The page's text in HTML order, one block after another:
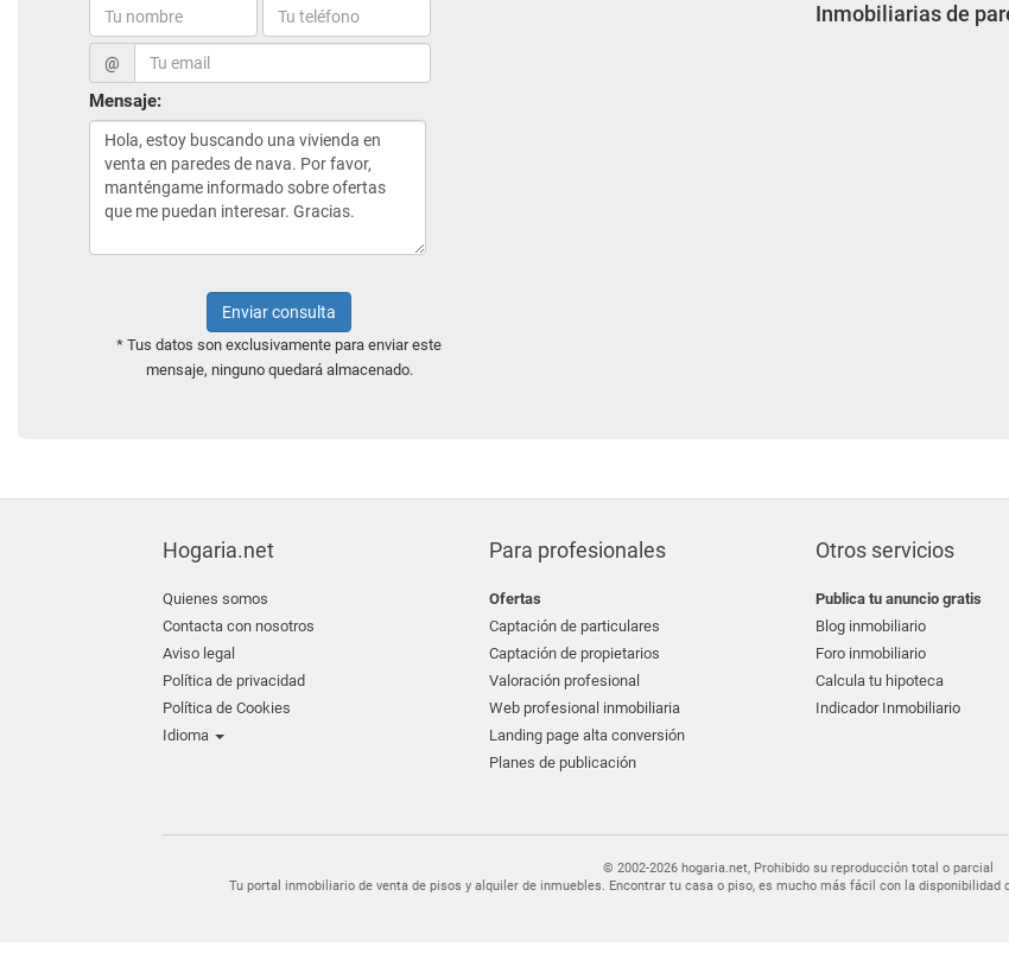
@
Mensaje:
Enviar consulta
* Tus datos son exclusivamente para enviar este
mensaje, ninguno quedará almacenado.
Inmobiliarias de
Hogaria.net
Quienes somos
Contacta con nosotros
Aviso legal
Política de privacidad
Política de Cookies
Idioma
Para profesionales
Ofertas
Captación de particulares
Captación de propietarios
Valoración profesional
Web profesional inmobiliaria
Landing page alta conversión
Planes de publicación
Otros servicios
Publica tu anuncio gratis
Blog inmobiliario
Foro inmobiliario
Calcula tu hipoteca
Indicador Inmobiliario
© 2002-2026 hogaria.net, Prohibido su reproducción total o parcial
Tu portal inmobiliario de venta de pisos y alquiler de inmuebles. Encontrar tu casa o piso, es mucho más fácil con la disponibilidad